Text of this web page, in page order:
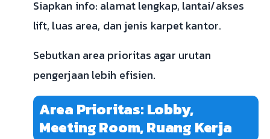
Siapkan info: alamat lengkap, lantai/akses
lift, luas area, dan jenis karpet kantor.
Sebutkan area prioritas agar urutan
pengerjaan lebih efisien.
Area Prioritas: Lobby,
Meeting Room, Ruang Kerja